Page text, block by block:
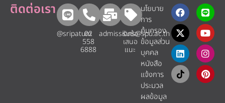
ติดต่อเรา
@sripatum
02
558
6888
admissions@spu.ac.th
รับข้อ
เสนอ
แนะ​
นโยบาย
การ
คุ้มครอง
ข้อมูลส่วน
บุคคล
หนังสือ
แจ้งการ
ประมวล
ผลข้อมูล